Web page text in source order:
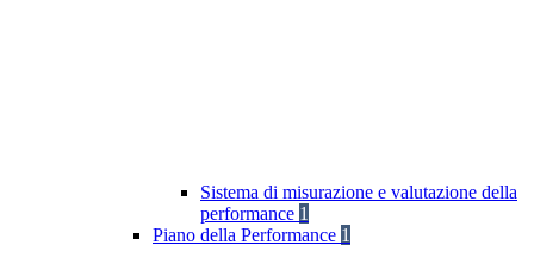
Sistema di misurazione e valutazione della
performance 1
Piano della Performance 1